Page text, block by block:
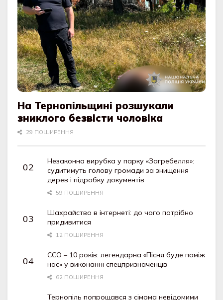
На Тернопільщині розшукали
зниклого безвісти чоловіка
29 ПОШИРЕННЯ
Незаконна вирубка у парку «Загребелля»:
судитимуть голову громади за знищення
дерев і підробку документів
59 ПОШИРЕННЯ
Шахрайство в інтернеті: до чого потрібно
придивитися
12 ПОШИРЕННЯ
ССО – 10 років: легендарна «Пісня буде поміж
нас» у виконанні спецпризначенців
62 ПОШИРЕННЯ
Тернопіль попрощався з сімома невідомими